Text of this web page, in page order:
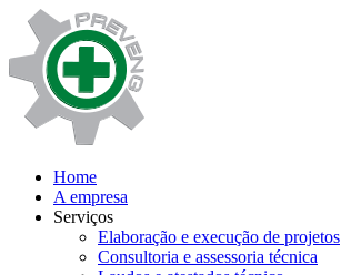
Home
A empresa
Serviços
Elaboração e execução de projetos
Consultoria e assessoria técnica